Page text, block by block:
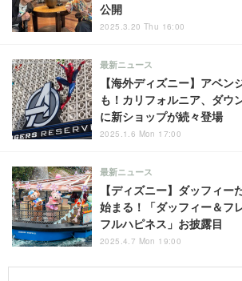
公開
2025.3.20 Thu 16:00
【海外ディズニー】アベン
も！カリフォルニア、ダウ
に新ショップが続々登場
最新ニュース
2025.1.6 Mon 17:00
【ディズニー】ダッフィー
始まる！「ダッフィー＆フ
フルハピネス」お披露目
最新ニュース
2025.4.7 Mon 19:00